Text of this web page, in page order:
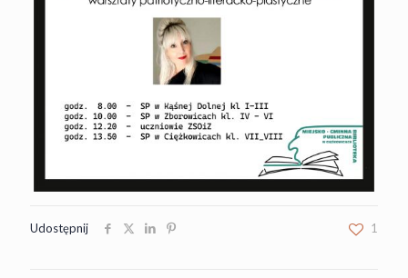
Udostępnij 1